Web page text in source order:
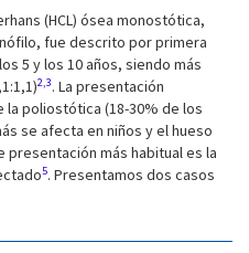
(HCL) ósea monostótica,
fue descrito por primera
5 y los 10 años, siendo más
2,3. La presentación
poliostótica (18-30% de los
se afecta en niños y el hueso
presentación más habitual es la
5. Presentamos dos casos